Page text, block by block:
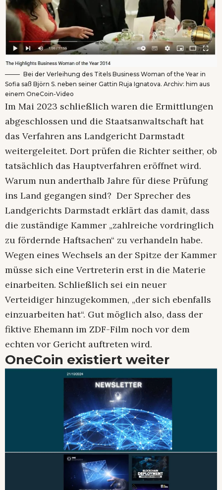
Bei der Verleihung des Titels Business Woman of the Year in
Sofia saß Björn S. neben seiner Gattin Ruja Ignatova. Archiv: him aus
einem OneCoin-Video
Im Mai 2023 schließlich waren die Ermittlungen
abgeschlossen und die Staatsanwaltschaft hat
das Verfahren ans Landgericht Darmstadt
weitergeleitet. Dort prüfen die Richter seither, ob
tatsächlich das Hauptverfahren eröffnet wird.
Warum nun anderthalb Jahre für diese Prüfung
ins Land gegangen sind? Der Sprecher des
Landgerichts Darmstadt erklärt das damit, dass
die zuständige Kammer „zahlreiche vordringlich
zu fördernde Haftsachen“ zu verhandeln habe.
Wegen eines Wechsels an der Spitze der Kammer
müsse sich eine Vertreterin erst in die Materie
einarbeiten. Schließlich sei ein neuer
Verteidiger hinzugekommen, „der sich ebenfalls
einzuarbeiten hat“. Gut möglich also, dass der
fiktive Ehemann im ZDF-Film noch vor dem
echten vor Gericht auftreten wird.
OneCoin existiert weiter